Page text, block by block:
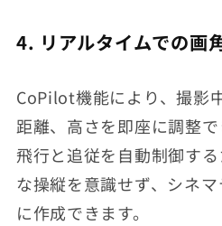
4. リアルタイムでの画
CoPilot機能により、撮影
距離、高さを即座に調整
飛行と追従を自動制御す
な操縦を意識せず、シネ
に作成できます。